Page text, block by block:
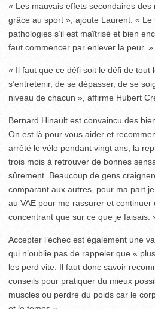
« Les mauvais effets secondaires
grâce au sport », ajoute Laurent. «
pathologies s’il est maîtrisé et bien
faut commencer par enlever la peur. »
« Il faut que ce défi soit le défi de tout
s’entretenir, de se dépasser, de se
niveau de chacun », affirme Hubert
Bernard Hinault est convaincu des
On est là pour vous aider et
arrêté le vélo pendant vingt ans, la
trois mois à retrouver de bonnes
sûrement. Beaucoup de gens
comparant aux autres, pour ma part
au VAE pour me rassurer et continuer
concentrant que sur ce que je faisais.
Accepter l’échec est également une
qui n’oublie pas de rappeler que «
les perd vite. Il faut donc savoir
conseils pour pratiquer du mieux
muscles ou perdre du poids car le